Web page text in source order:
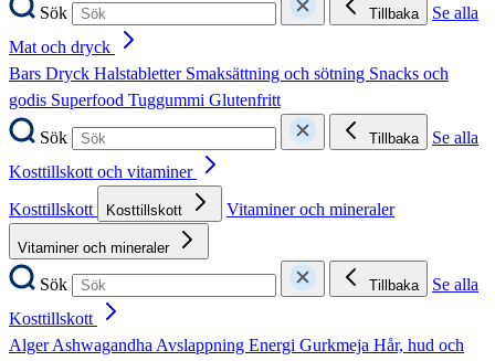
Sök
Tillbaka
Se alla
Mat och dryck
Bars Dryck Halstabletter Smaksättning och sötning Snacks och
godis Superfood Tuggummi Glutenfritt
Sök
Tillbaka
Se alla
Kosttillskott och vitaminer
Kosttillskott
Kosttillskott Vitaminer och mineraler
Vitaminer och mineraler
Sök Tillbaka
Se alla
Kosttillskott
AlgerAshwagandhaAvslappning Energi Gurkmeja Hår, hud och